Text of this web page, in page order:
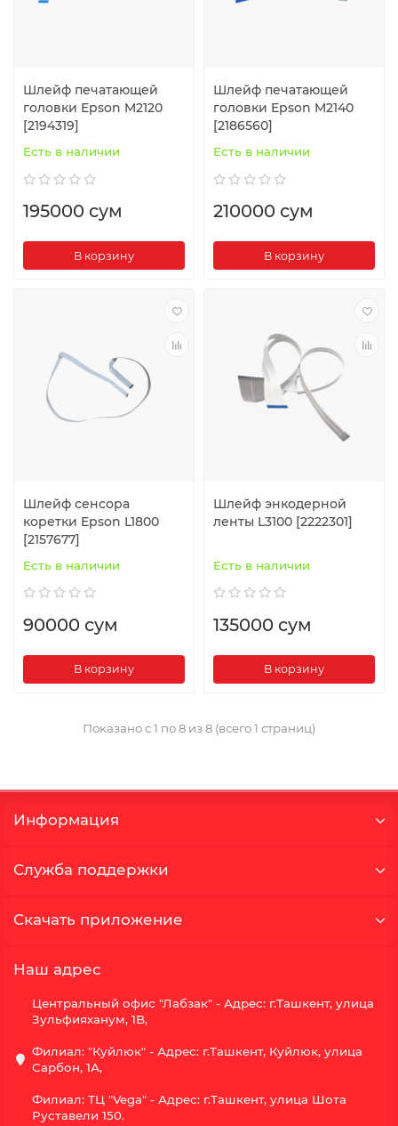
Шлейф печатающей
головки Epson M2120
[2194319]
Есть в наличии
195000 сум
В корзину
Шлейф печатающей
головки Epson M2140
[2186560]
Есть в наличии
210000 сум
В корзину
Шлейф сенсора
коретки Epson L1800
[2157677]
Есть в наличии
90000 сум
В корзину
Шлейф энкодерной
ленты L3100 [2222301]
Есть в наличии
135000 сум
В корзину
Показано с 1 по 8 из 8 (всего 1 страниц)
Информация
Служба поддержки
Скачать приложение
Наш адрес
Центральный офис "Лабзак" - Адрес: г.Ташкент, улица
Зульфияханум, 1B,
Филиал: "Куйлюк" - Адрес: г.Ташкент, Куйлюк, улица
Сарбон, 1А,
Филиал: ТЦ "Vega" - Адрес: г.Ташкент, улица Шота
Руставели 150.